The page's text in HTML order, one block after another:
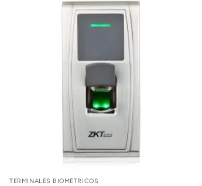
TERMINALES BIOMÉTRICOS